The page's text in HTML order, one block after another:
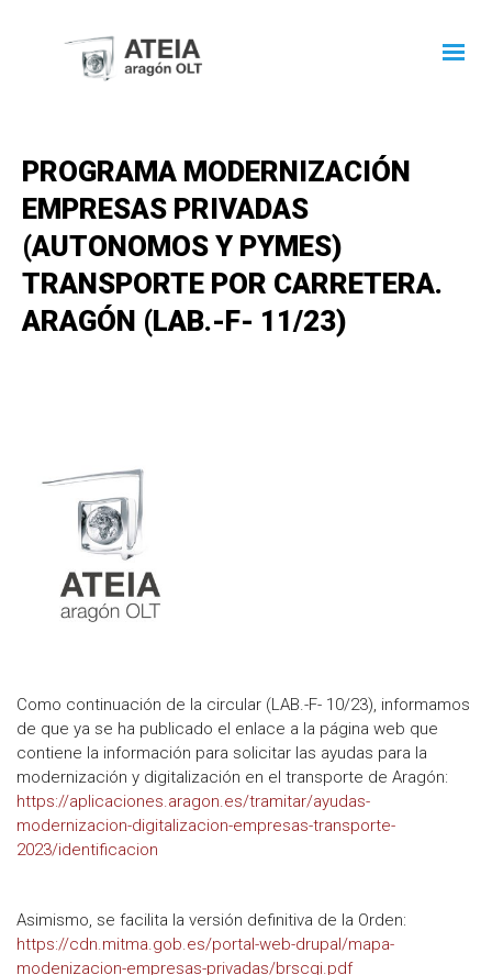
PROGRAMA MODERNIZACIÓN
EMPRESAS PRIVADAS
(AUTONOMOS Y PYMES)
TRANSPORTE POR CARRETERA.
ARAGÓN (LAB.-F- 11/23)
Como continuación de la circular (LAB.-F- 10/23), informamos
de que ya se ha publicado el enlace a la página web que
contiene la información para solicitar las ayudas para la
modernización y digitalización en el transporte de Aragón:
https://aplicaciones.aragon.es/tramitar/ayudas-
modernizacion-digitalizacion-empresas-transporte-
2023/identificacion
Asimismo, se facilita la versión definitiva de la Orden:
https://cdn.mitma.gob.es/portal-web-drupal/mapa-
modenizacion-empresas-privadas/brscgi.pdf